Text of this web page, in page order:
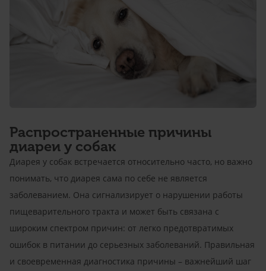
Распространенные причины
диареи у собак
Диарея у собак встречается относительно часто, но важно
понимать, что диарея сама по себе не является
заболеванием. Она сигнализирует о нарушении работы
пищеварительного тракта и может быть связана с
широким спектром причин: от легко предотвратимых
ошибок в питании до серьезных заболеваний. Правильная
и своевременная диагностика причины – важнейший шаг